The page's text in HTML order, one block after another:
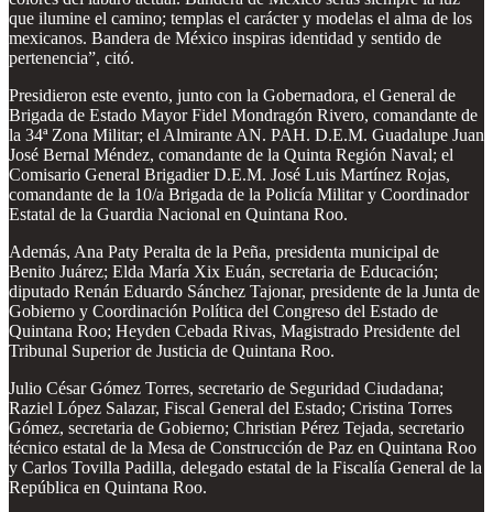
que ilumine el camino; templas el carácter y modelas el alma de los
mexicanos. Bandera de México inspiras identidad y sentido de
pertenencia”, citó.
Presidieron este evento, junto con la Gobernadora, el General de
Brigada de Estado Mayor Fidel Mondragón Rivero, comandante de
la 34ª Zona Militar; el Almirante AN. PAH. D.E.M. Guadalupe Juan
José Bernal Méndez, comandante de la Quinta Región Naval; el
Comisario General Brigadier D.E.M. José Luis Martínez Rojas,
comandante de la 10/a Brigada de la Policía Militar y Coordinador
Estatal de la Guardia Nacional en Quintana Roo.
Además, Ana Paty Peralta de la Peña, presidenta municipal de
Benito Juárez; Elda María Xix Euán, secretaria de Educación;
diputado Renán Eduardo Sánchez Tajonar, presidente de la Junta de
Gobierno y Coordinación Política del Congreso del Estado de
Quintana Roo; Heyden Cebada Rivas, Magistrado Presidente del
Tribunal Superior de Justicia de Quintana Roo.
Julio César Gómez Torres, secretario de Seguridad Ciudadana;
Raziel López Salazar, Fiscal General del Estado; Cristina Torres
Gómez, secretaria de Gobierno; Christian Pérez Tejada, secretario
técnico estatal de la Mesa de Construcción de Paz en Quintana Roo
y Carlos Tovilla Padilla, delegado estatal de la Fiscalía General de la
República en Quintana Roo.